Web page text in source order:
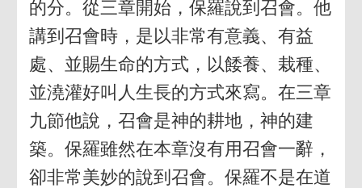
的分。從三章開始，保羅說到召會。他
講到召會時，是以非常有意義、有益
處、並賜生命的方式，以餧養、栽種、
並澆灌好叫人生長的方式來寫。在三章
九節他說，召會是神的耕地，神的建
築。保羅雖然在本章沒有用召會一辭，
卻非常美妙的說到召會。保羅不是在道